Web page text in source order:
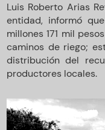
Luis Roberto Arias
entidad, informó
millones 171 mil
caminos de riego;
distribución del
productores locales.